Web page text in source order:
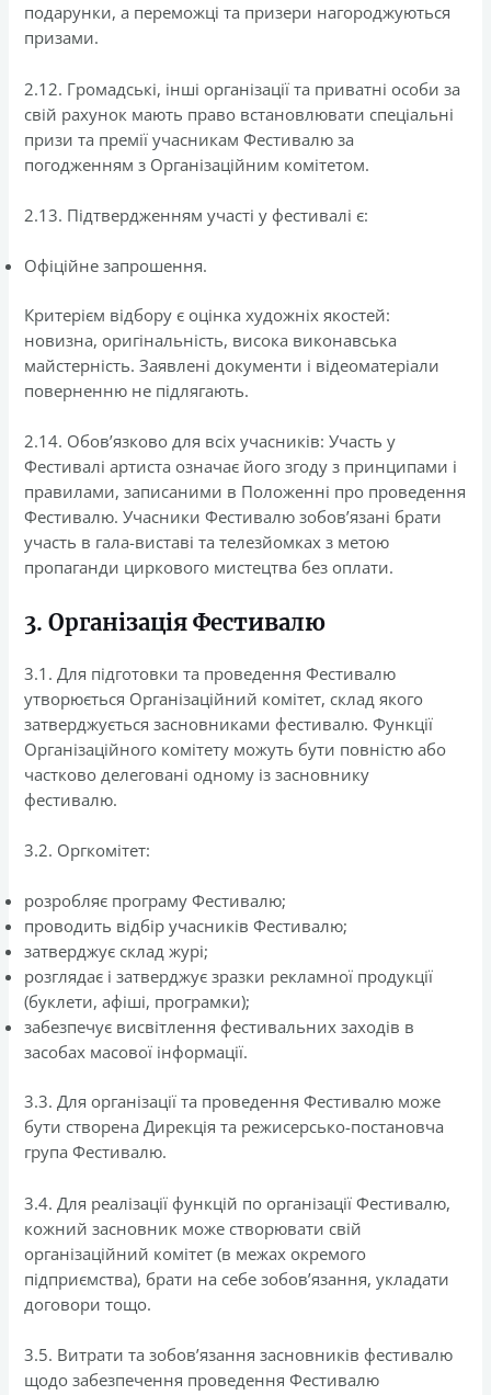
подарунки, а переможці та призери нагороджуються
призами.
2.12. Громадські, інші організації та приватні особи за
свій рахунок мають право встановлювати спеціальні
призи та премії учасникам Фестивалю за
погодженням з Організаційним комітетом.
2.13. Підтвердженням участі у фестивалі є:
Офіційне запрошення.
Критерієм відбору є оцінка художніх якостей:
новизна, оригінальність, висока виконавська
майстерність. Заявлені документи і відеоматеріали
поверненню не підлягають.
2.14. Обов’язково для всіх учасників: Участь у
Фестивалі артиста означає його згоду з принципами і
правилами, записаними в Положенні про проведення
Фестивалю. Учасники Фестивалю зобов’язані брати
участь в гала-виставі та телезйомках з метою
пропаганди циркового мистецтва без оплати.
3. Організація Фестивалю
3.1. Для підготовки та проведення Фестивалю
утворюється Організаційний комітет, склад якого
затверджується засновниками фестивалю. Функції
Організаційного комітету можуть бути повністю або
частково делеговані одному із засновнику
фестивалю.
3.2. Оргкомітет:
розробляє програму Фестивалю;
проводить відбір учасників Фестивалю;
затверджує склад журі;
розглядає і затверджує зразки рекламної продукції
(буклети, афіші, програмки);
забезпечує висвітлення фестивальних заходів в
засобах масової інформації.
3.3. Для організації та проведення Фестивалю може
бути створена Дирекція та режисерсько-постановча
група Фестивалю.
3.4. Для реалізації функцій по організації Фестивалю,
кожний засновник може створювати свій
організаційний комітет (в межах окремого
підприємства), брати на себе зобов’язання, укладати
договори тощо.
3.5. Витрати та зобов’язання засновників фестивалю
щодо забезпечення проведення Фестивалю